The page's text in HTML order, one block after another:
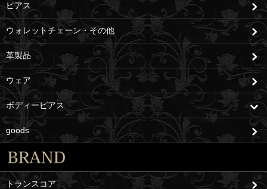
ピアス
ウォレットチェーン・その他
革製品
ウェア
ボディーピアス
goods
トランスコア